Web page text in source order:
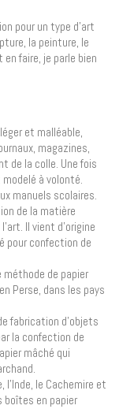
pour un type d’art
la peinture, le
faire, je parle bien
et malléable,
magazines,
de la colle. Une fois
à volonté.
manuels scolaires.
de la matière
Il vient d’origine
pour confection de
de papier
Perse, dans les pays
fabrication d’objets
la confection de
mâché qui
l’Inde, le Cachemire et
boîtes en papier